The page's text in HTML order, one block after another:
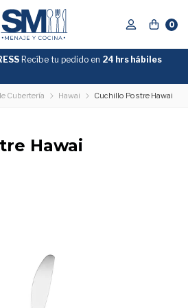
0
GRATIS
SOBRE
Recíbe tu pedido en 24 hrs hábiles
Cubertería Hawai Cuchillo Postre Hawai
Hawai